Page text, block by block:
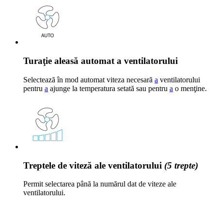
Turaţie aleasă automat a ventilatorului
Selectează în mod automat viteza necesară a ventilatorului
pentru a ajunge la temperatura setată sau pentru a o menţine.
Treptele de viteză ale ventilatorului (5 trepte)
Permit selectarea până la numărul dat de viteze ale
ventilatorului.